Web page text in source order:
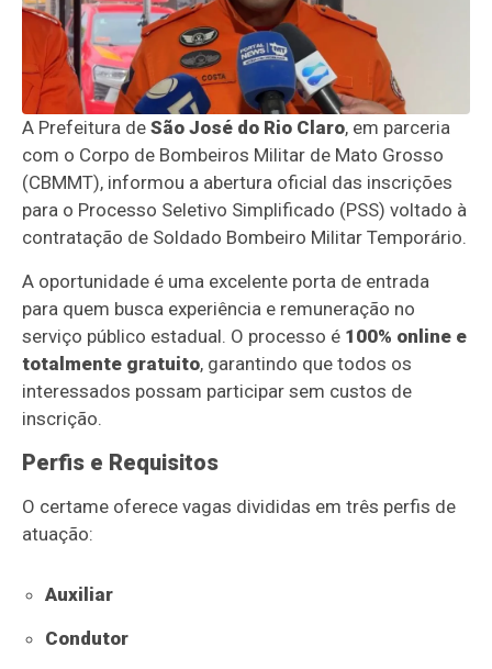
A Prefeitura deSão José do Rio Claro, em parceria
com o Corpo de Bombeiros Militar de Mato Grosso
(CBMMT), informou a abertura oficial das inscrições
para o Processo Seletivo Simplificado (PSS) voltado à
contratação de Soldado Bombeiro Militar Temporário.
A oportunidade é uma excelente porta de entrada
para quem busca experiência e remuneração no
serviço público estadual. O processo é 100% online e
totalmente gratuito, garantindo que todos os
interessados possam participar sem custos de
inscrição.
Perfis e Requisitos
O certame oferece vagas divididas em três perfis de
atuação:
Auxiliar
Condutor